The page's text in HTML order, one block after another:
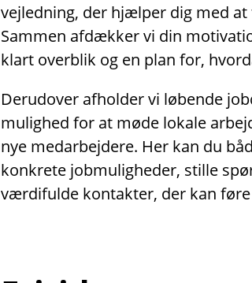
vejledning, der hjælper dig med at
Sammen afdækker vi din
klart overblik og en plan for,
Derudover afholder vi løbende
mulighed for at møde lokale
nye medarbejdere. Her kan du
konkrete jobmuligheder, stille
værdifulde kontakter, der kan